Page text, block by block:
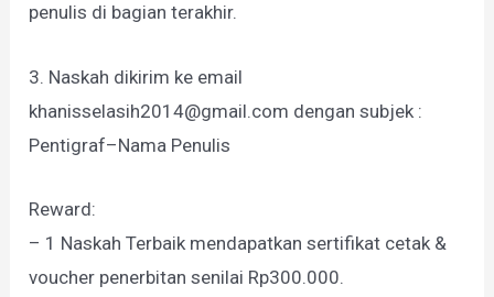
penulis di bagian terakhir.
3. Naskah dikirim ke email
khanisselasih2014@gmail.com dengan subjek :
Pentigraf–Nama Penulis
Reward:
– 1 Naskah Terbaik mendapatkan sertifikat cetak &
voucher penerbitan senilai Rp300.000.